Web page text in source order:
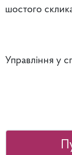
шостого
Управління у